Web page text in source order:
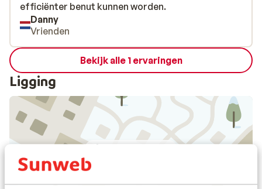
efficiënter benut kunnen worden.
efficiënter benut kunnen worden.
Danny
Vrienden
Bekijk alle 1 ervaringen
Ligging